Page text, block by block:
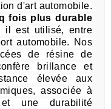
d'art automobile.
fois plus durable
il est utilisé, entre
automobile.
Nos
de résine de
brillance et
élevée aux
associée à
et une durabilité